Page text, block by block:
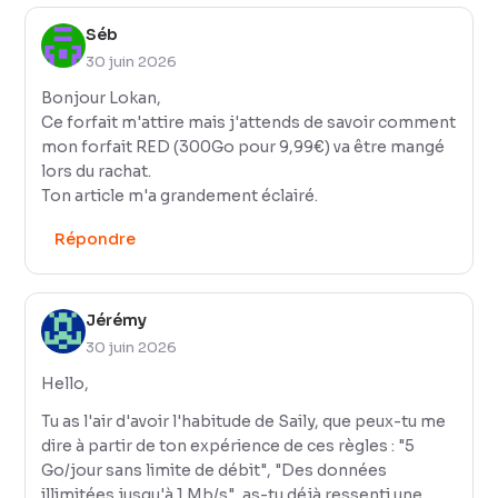
Séb
30 juin 2026
Bonjour Lokan,
Ce forfait m'attire mais j'attends de savoir comment
mon forfait RED (300Go pour 9,99€) va être mangé
lors du rachat.
Ton article m'a grandement éclairé.
Répondre
Jérémy
30 juin 2026
Hello,
Tu as l'air d'avoir l'habitude de Saily, que peux-tu me
dire à partir de ton expérience de ces règles : "5
Go/jour sans limite de débit", "Des données